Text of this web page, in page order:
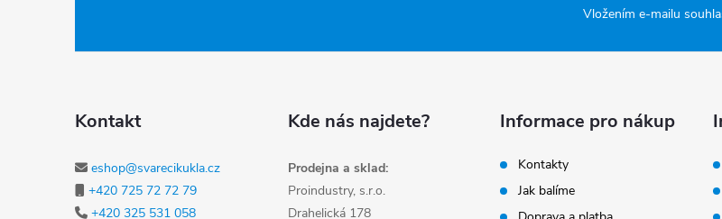
Vložením e-mailu
Kontakt
eshop@svarecikukla.cz
+420 725 72 72 79
+420 325 531 058
Kde nás najdete?
Prodejna a sklad:
Proindustry, s.r.o.
Drahelická 178
Informace pro nákup
Kontakty
Jak balíme